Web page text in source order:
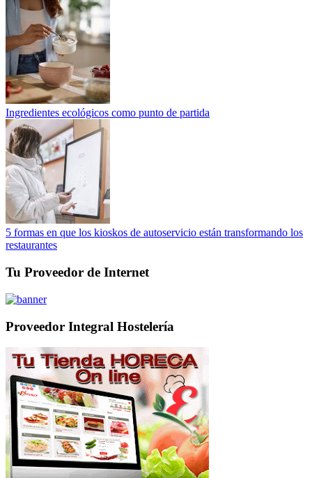
Ingredientes ecológicos como punto de partida
5 formas en que los kioskos de autoservicio están transformando los
restaurantes
Tu Proveedor de Internet
Proveedor Integral Hostelería